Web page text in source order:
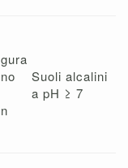
Suoli alcalini
a pH ≥ 7